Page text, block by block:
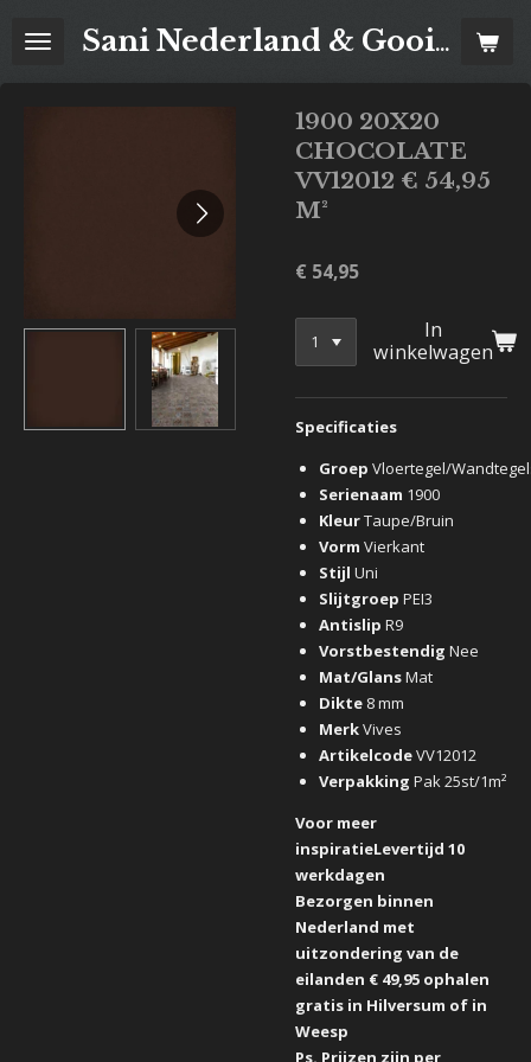
direct
Sani Nederland & Goois Tegelhuis
1900 20X20
CHOCOLATE
VV12012 € 54,95
M²
€ 54,95
In
winkelwagen
Specificaties
Groep Vloertegel/
Serienaam 1900
KleurTaupe/Bruin
Vorm Vierkant
Stijl Uni
Slijtgroep PEI3
Antislip R9
Vorstbestendig Nee
Mat/GlansMat
Dikte 8 mm
MerkVives
ArtikelcodeVV12012
Verpakking Pak 25st/1m²
Voor meer
inspiratieLevertijd 10
werkdagen
Bezorgen binnen
Nederland met
uitzondering van de
eilanden € 49,95 ophalen
gratis in Hilversum of in
Weesp
Ps. Prijzen zijn per